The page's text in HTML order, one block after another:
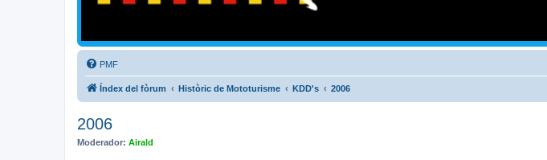
PMF
Índex del fòrum Històric de Mototurisme KDD's 2006
2006
Moderador: Airald